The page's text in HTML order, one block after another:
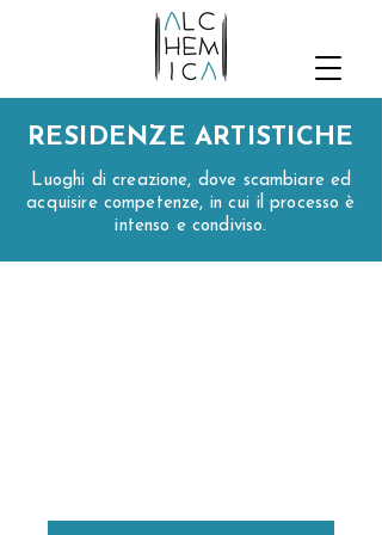
RESIDENZE ARTISTICHE
Luoghi di creazione, dove scambiare ed
acquisire competenze, in cui il processo è
intenso e condiviso.